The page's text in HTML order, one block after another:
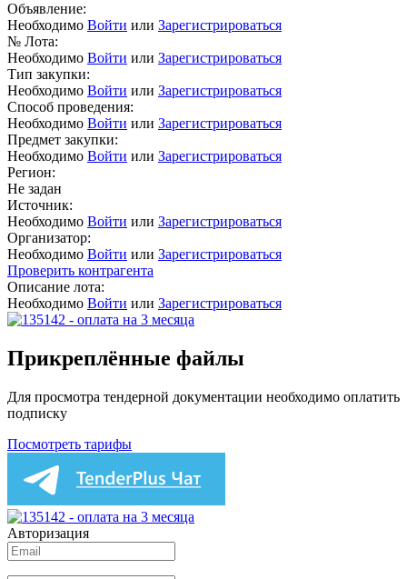
Объявление:
Необходимо Войти или Зарегистрироваться
№ Лота:
Необходимо Войти или Зарегистрироваться
Тип закупки:
Необходимо Войти или Зарегистрироваться
Способ проведения:
Необходимо Войти или Зарегистрироваться
Предмет закупки:
Необходимо Войти или Зарегистрироваться
Регион:
Не задан
Источник:
Необходимо Войти или Зарегистрироваться
Организатор:
Необходимо Войти или Зарегистрироваться
Проверить контрагента
Описание лота:
Необходимо Войти или Зарегистрироваться
Прикреплённые файлы
Для просмотра тендерной документации необходимо оплатить
подписку
Посмотреть тарифы
Авторизация